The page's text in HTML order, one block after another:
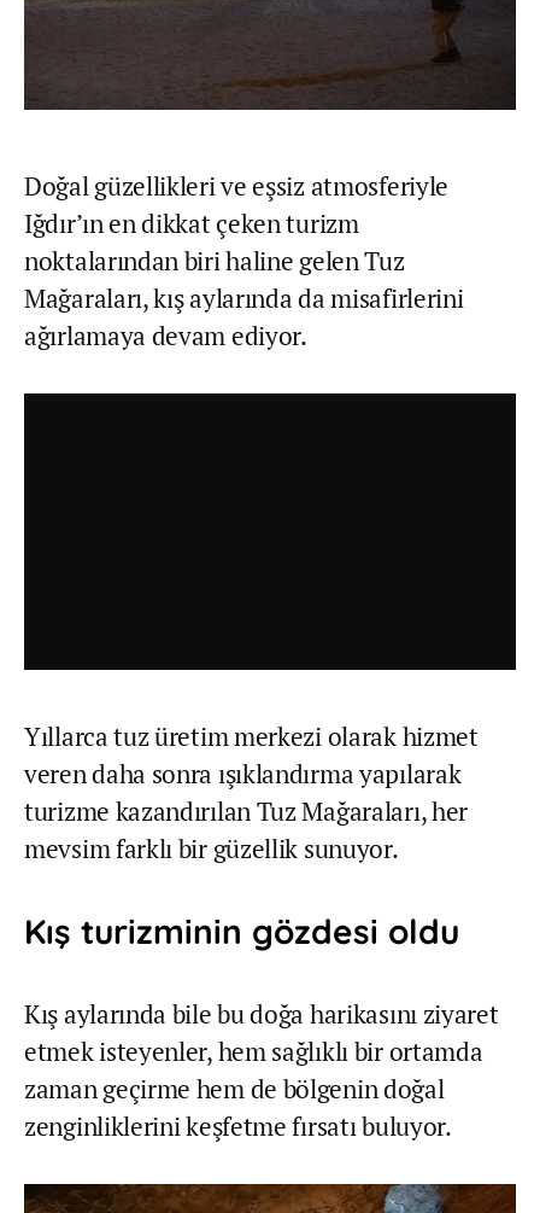
Doğal güzellikleri ve eşsiz atmosferiyle
Iğdır’ın en dikkat çeken turizm
noktalarından biri haline gelen Tuz
Mağaraları, kış aylarında da misafirlerini
ağırlamaya devam ediyor.
Yıllarca tuz üretim merkezi olarak hizmet
veren daha sonra ışıklandırma yapılarak
turizme kazandırılan Tuz Mağaraları, her
mevsim farklı bir güzellik sunuyor.
Kış turizminin gözdesi oldu
Kış aylarında bile bu doğa harikasını ziyaret
etmek isteyenler, hem sağlıklı bir ortamda
zaman geçirme hem de bölgenin doğal
zenginliklerini keşfetme fırsatı buluyor.